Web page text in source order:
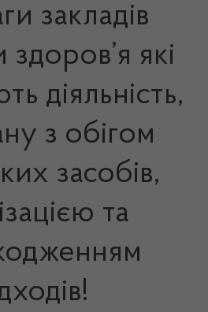
закладів
які
діяльність,
з обігом
засобів,
та